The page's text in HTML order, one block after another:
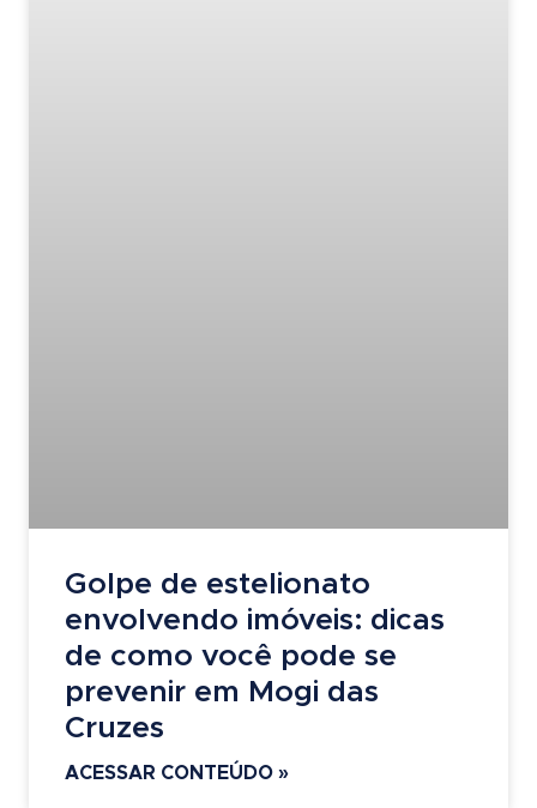
Golpe de estelionato
envolvendo imóveis: dicas
de como você pode se
prevenir em Mogi das
Cruzes
ACESSAR CONTEÚDO »